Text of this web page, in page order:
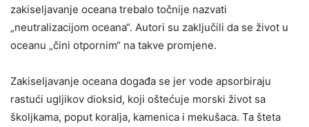
zakiseljavanje oceana trebalo točnije nazvati
„neutralizacijom oceana“. Autori su zaključili da se život u
oceanu „čini otpornim“ na takve promjene.
Zakiseljavanje oceana događa se jer vode apsorbiraju
rastući ugljikov dioksid, koji oštećuje morski život sa
školjkama, poput koralja, kamenica i mekušaca. Ta šteta